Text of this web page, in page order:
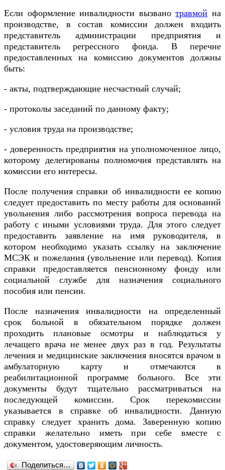
Если оформление инвалидности вызванотравмой на
производстве, в состав комиссии должен входить
представитель администрации предприятия и
представитель регрессного фонда. В перечне
предоставленных на комиссию документов должны
быть:
- акты, подтверждающие несчастный случай;
- протоколы заседаний по данному факту;
- условия труда на производстве;
- доверенность предприятия на уполномоченное лицо,
которому делегированы полномочия представлять на
комиссии его интересы.
После получения справки об инвалидности ее копию
следует предоставить по месту работы для оснований
увольнения либо рассмотрения вопроса перевода на
работу с иными условиями труда. Для этого следует
предоставить заявление на имя руководителя, в
котором необходимо указать ссылку на заключение
МСЭК и пожелания (увольнение или перевод). Копия
справки предоставляется пенсионному фонду или
социальной службе для назначения социального
пособия или пенсии.
После назначения инвалидности на определенный
срок больной в обязательном порядке должен
проходить плановые осмотры и наблюдаться у
лечащего врача не менее двух раз в год. Результаты
лечения и медицинские заключения вносятся врачом в
амбулаторную карту и отмечаются в
реабилитационной программе больного. Все эти
документы будут тщательно рассматриваться на
последующей комиссии. Срок перекомиссии
указывается в справке об инвалидности. Данную
справку следует хранить дома. Заверенную копию
справки желательно иметь при себе вместе с
документом, удостоверяющим личность.
Поделиться…